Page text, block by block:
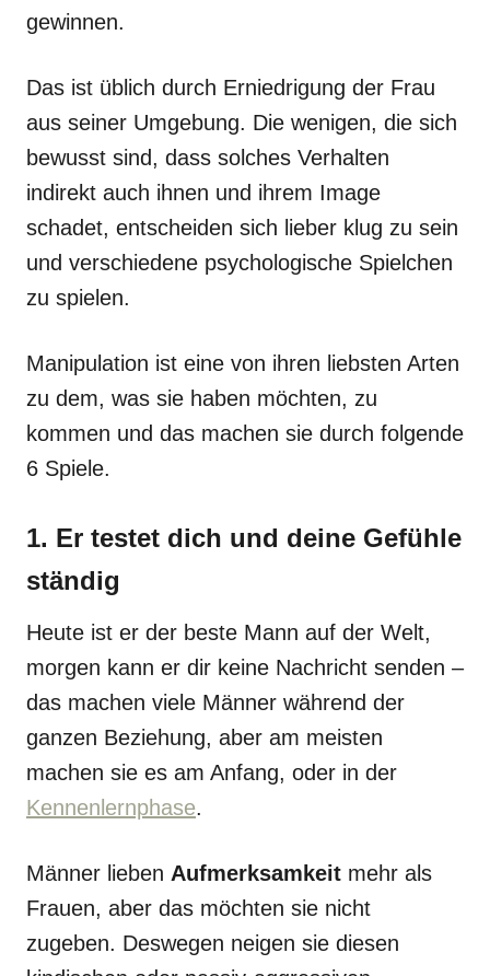
gewinnen.
Das ist üblich durch Erniedrigung der Frau
aus seiner Umgebung. Die wenigen, die sich
bewusst sind, dass solches Verhalten
indirekt auch ihnen und ihrem Image
schadet, entscheiden sich lieber klug zu sein
und verschiedene psychologische Spielchen
zu spielen.
Manipulation ist eine von ihren liebsten Arten
zu dem, was sie haben möchten, zu
kommen und das machen sie durch folgende
6 Spiele.
1. Er testet dich und deine Gefühle
ständig
Heute ist er der beste Mann auf der Welt,
morgen kann er dir keine Nachricht senden –
das machen viele Männer während der
ganzen Beziehung, aber am meisten
machen sie es am Anfang, oder in der
Kennenlernphase.
Männer lieben Aufmerksamkeit mehr als
Frauen, aber das möchten sie nicht
zugeben. Deswegen neigen sie diesen